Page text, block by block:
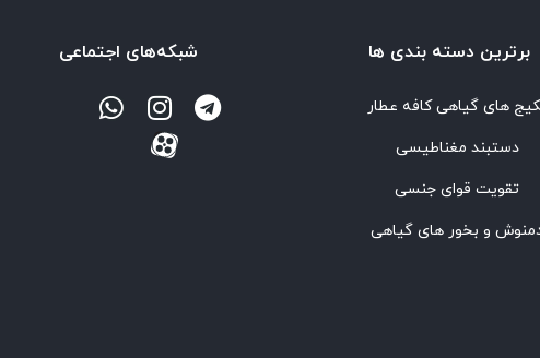
برترین‌ دسته بندی ها
های گیاهی کافه عطار
دستبند مغناطیسی
تقویت قوای جنسی
و بخور های گیاهی
شبکه‌های اجتماعی